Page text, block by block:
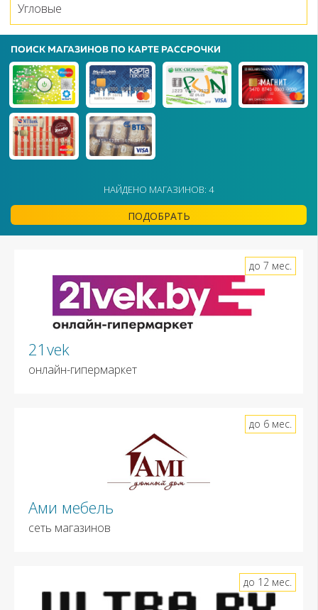
Угловые
ПОИСК МАГАЗИНОВ ПО КАРТЕ РАССРОЧКИ
НАЙДЕНО МАГАЗИНОВ: 4
ПОДОБРАТЬ
21vek
онлайн-гипермаркет
до 7 мес.
Ами мебель
сеть магазинов
до 6 мес.
до 12 мес.